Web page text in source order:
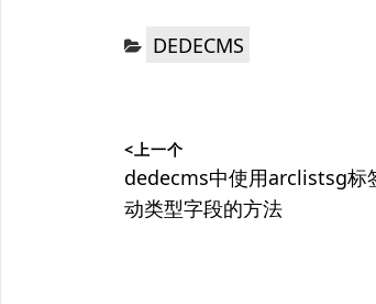
分 DEDECMS
章
导
<上一个
上
篇
dedecms中使用arclistsg标
动类型字段的方法